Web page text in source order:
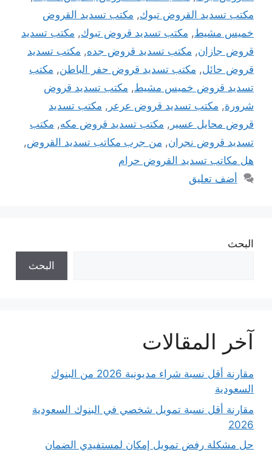
مكتب تسديد القروض تبوك, مكتب تسديد القروض
خميس مشيط, مكتب تسديد قروض تبوك, مكتب تسديد
قروض جازان, مكتب تسديد قروض جده, مكتب تسديد
قروض حائل, مكتب تسديد قروض حفر الباطن, مكتب
تسديد قروض خميس مشيط, مكتب تسديد قروض
شرورة, مكتب تسديد قروض عرعر , مكتب تسديد
قروض محايل عسير , مكتب تسديد قروض مكه, مكتب
تسديد قروض نجران, من جرب مكاتب تسديد القروض,
هل مكاتب تسديد القروض حرام
أضف تعليق
البحث
البحث
آخر المقالات
مقارنة أقل نسبة شراء مديونية 2026 من البنوك
السعودية
مقارنة أقل نسبة تمويل شخصي في البنوك السعودية
2026
حل مشكلة رفض تمويل إمكان لمستفيدي الضمان